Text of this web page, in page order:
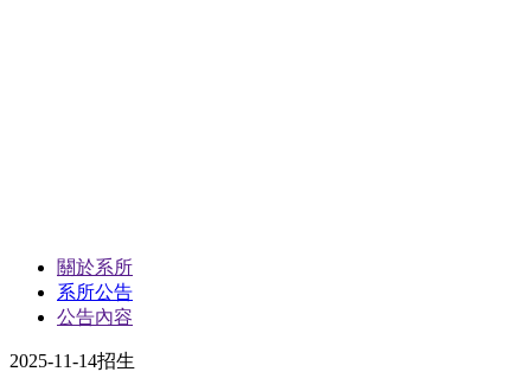
關於系所
系所公告
公告內容
2025-11-14招生